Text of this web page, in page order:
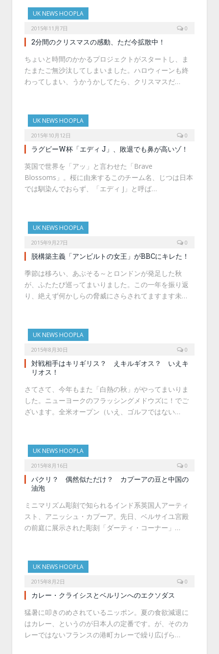
UK NEWS HOOPLA
2015年11月7日 0
2分間のクリスマスの感動、ただ今拡散中！
ちょいと時間のかかるプロジェクトがスタートし、ま
たまたご無沙汰してしまいました。ハロウィーンも終
わってしまい、うかうかしてたら、クリスマスだ…
UK NEWS HOOPLA
2015年10月12日 0
ラグビーW杯「エディ J」、敗退でも鼻が高いゾ！
英国で世界を「アッ」と言わせた「Brave
Blossoms」。桜に由来するこのチーム名、じつは日本
では馴染んでおらず、「エディ J」と呼ば…
UK NEWS HOOPLA
2015年9月27日 0
脱構築主義「アンビルトの女王」がBBCにキレた！
季節は移ろい、あぶそる～とロンドンが発足した秋
が、ふたたび巡ってまいりました。この一年を振り返
り、絶えず何かしらの脅威にさらされてますます未…
UK NEWS HOOPLA
2015年8月30日 0
対戦相手はキリギリス？ えキルギオス？ いえキ
リオス！
さてさて、今年もまた「白熱の秋」がやってまいりま
した。ニューヨークのフラッシングメドウズに！でご
ざいます。全米オープン（いえ、ゴルフではない…
UK NEWS HOOPLA
2015年8月16日 0
パクリ？ 偶然似ただけ？ カプーアの豆と中国の
油泡
ミニマリズム彫刻で知られるインド系英国人アーティ
スト、アニッシュ・カプーア。先日、ベルサイユ宮殿
の前庭に展示された彫刻「ダーティ・コーナー」…
UK NEWS HOOPLA
2015年8月2日 0
カレー・クライシスとベルリンへのエクソダス
猛暑に叩きのめされているニッポン。夏の食欲減退に
はカレー、というのが日本人の定番です。が、そのカ
レーではないフランスの港町カレーで繰り広げら…